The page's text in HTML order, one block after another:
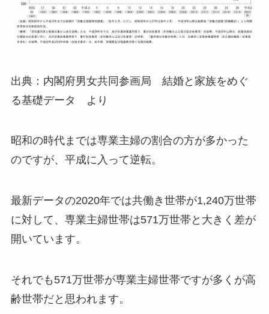
出典：内閣府男女共同参画局 結婚と家族をめぐ
る基礎データ より
昭和の時代までは専業主婦の割合の方が多かった
のですが、平成に入って逆転。
最新データの2020年では共働き世帯が1,240万世帯
に対して、専業主婦世帯は571万世帯と大きく差が
開いています。
それでも571万世帯が専業主婦世帯ですが多くが高
齢世帯だと思われます。